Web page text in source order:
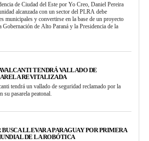
de Ciudad del Este por Yo Creo, Daniel Pereira
alcanzada con un sector del PLRA debe
municipales y convertirse en la base de un proyecto
Gobernación de Alto Paraná y la Presidencia de la
TENDRÁ VALLADO DE
REVITALIZADA
tendrá un vallado de seguridad reclamado por la
su pasarela peatonal.
LLEVAR A PARAGUAY POR PRIMERA
DE LA ROBÓTICA